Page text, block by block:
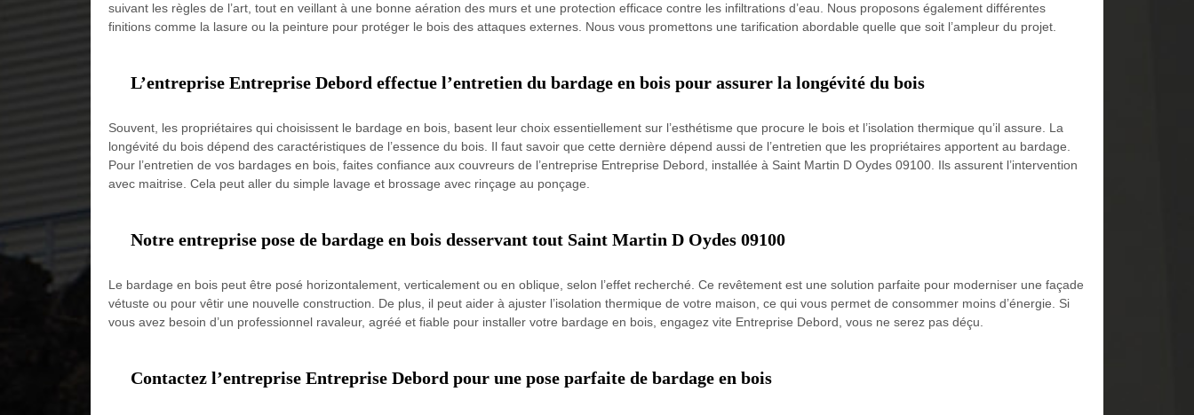
suivant les règles de l’art, tout en veillant à une bonne aération des murs et une protection efficace contre les infiltrations d’eau. Nous proposons également différentes
finitions comme la lasure ou la peinture pour protéger le bois des attaques externes. Nous vous promettons une tarification abordable quelle que soit l’ampleur du projet.
L’entreprise Entreprise Debord effectue l’entretien du bardage en bois pour assurer la longévité du bois
Souvent, les propriétaires qui choisissent le bardage en bois, basent leur choix essentiellement sur l’esthétisme que procure le bois et l’isolation thermique qu’il assure. La
longévité du bois dépend des caractéristiques de l’essence du bois. Il faut savoir que cette dernière dépend aussi de l’entretien que les propriétaires apportent au bardage.
Pour l’entretien de vos bardages en bois, faites confiance aux couvreurs de l’entreprise Entreprise Debord, installée à Saint Martin D Oydes 09100. Ils assurent l’intervention
avec maitrise. Cela peut aller du simple lavage et brossage avec rinçage au ponçage.
Notre entreprise pose de bardage en bois desservant tout Saint Martin D Oydes 09100
Le bardage en bois peut être posé horizontalement, verticalement ou en oblique, selon l’effet recherché. Ce revêtement est une solution parfaite pour moderniser une façade
vétuste ou pour vêtir une nouvelle construction. De plus, il peut aider à ajuster l’isolation thermique de votre maison, ce qui vous permet de consommer moins d’énergie. Si
vous avez besoin d’un professionnel ravaleur, agréé et fiable pour installer votre bardage en bois, engagez vite Entreprise Debord, vous ne serez pas déçu.
Contactez l’entreprise Entreprise Debord pour une pose parfaite de bardage en bois